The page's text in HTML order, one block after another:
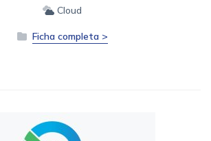
Cloud
Ficha completa >